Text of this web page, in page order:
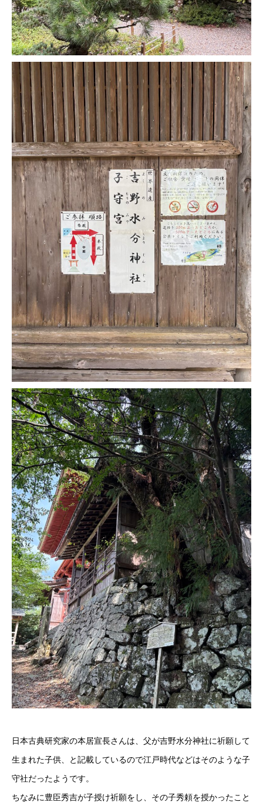
日本古典研究家の本居宣長さんは、父が吉野水分神社に祈願して
生まれた子供、と記載しているので江戸時代などはそのような子
守社だったようです。
ちなみに豊臣秀吉が子授け祈願をし、その子秀頼を授かったこと